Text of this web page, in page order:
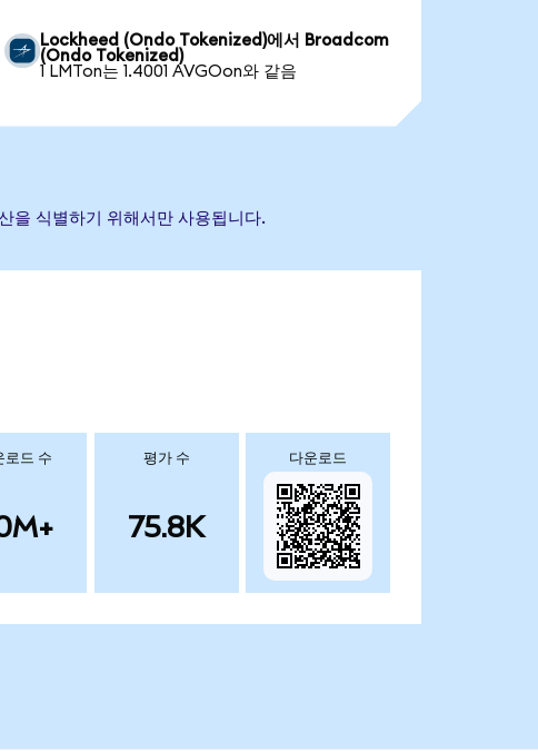
Lockheed (Ondo Tokenized)에서 Broadcom
(Ondo Tokenized)
1 LMTon는 1.4001 AVGOon와 같음
을 식별하기 위해서만 사용됩니다.
로드 수 평가 수
75.8K
다운로드